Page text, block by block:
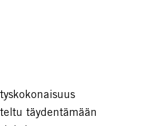
täydentämään